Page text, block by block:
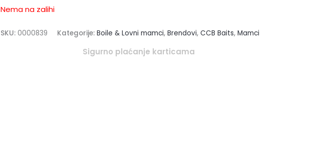
Nema na zalihi
SKU: 0000839 Kategorije: Boile & Lovni mamci, Brendovi, CCB Baits, Mamci
Sigurno plaćanje karticama